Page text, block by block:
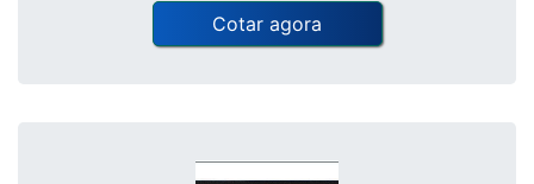
Cotar agora